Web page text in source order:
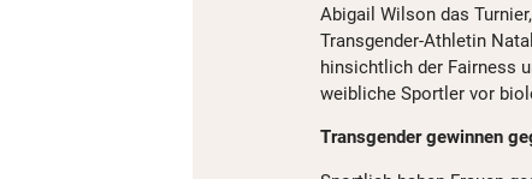
Abigail Wilson das
Transgender-Athletin
hinsichtlich der Fairness
weibliche Sportler vor
Transgender gewinnen